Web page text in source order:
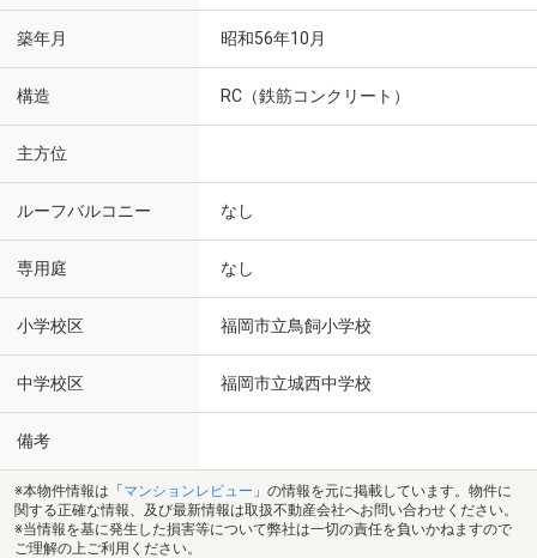
築年月 昭和56年10月
構造 RC（鉄筋コンクリート）
主方位
ルーフバルコニー なし
専用庭 なし
小学校区 福岡市立鳥飼小学校
中学校区 福岡市立城西中学校
備考
※本物件情報は「 マンションレビュー 」の情報を元に掲載しています。物件に
関する正確な情報、及び最新情報は取扱不動産会社へお問い合わせください。
※当情報を基に発生した損害等について弊社は一切の責任を負いかねますので
ご理解の上ご利用ください。